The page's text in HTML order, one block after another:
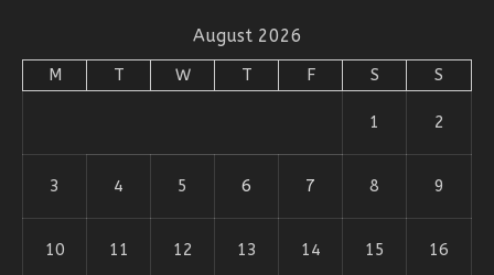
August 2026
M T W T F S S
1 2
3 4 5 6 7 8 9
10 11 12 13 14 15 16